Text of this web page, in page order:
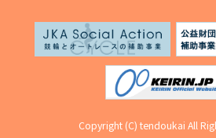
Copyright (C) tendoukai All